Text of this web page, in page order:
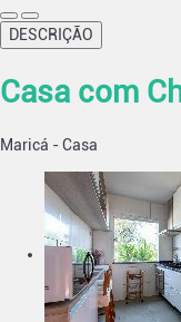
DESCRIÇÃO
Casa com
Maricá -Casa